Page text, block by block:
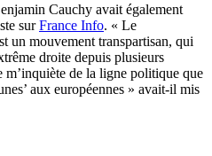
Cauchy avait également
surFrance Info. « Le
un mouvement transpartisan, qui
droite depuis plusieurs
m’inquiète de la ligne politique que
aux européennes » avait-il mis